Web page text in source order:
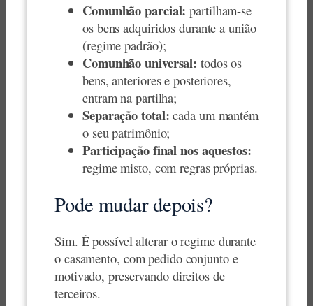
Comunhão parcial: partilham-se
os bens adquiridos durante a união
(regime padrão);
Comunhão universal: todos os
bens, anteriores e posteriores,
entram na partilha;
Separação total: cada um mantém
o seu patrimônio;
Participação final nos aquestos:
regime misto, com regras próprias.
Pode mudar depois?
Sim. É possível alterar o regime durante
o casamento, com pedido conjunto e
motivado, preservando direitos de
terceiros.